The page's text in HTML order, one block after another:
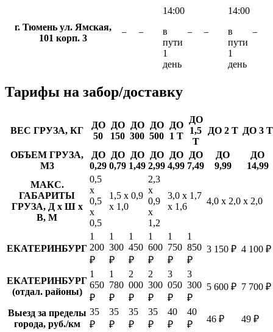
г. Тюмень ул. Ямская,
101 корп. 3
− −
14:00
в
пути
1
день
− −
14:00
в
пути
1
день
−
Тарифы на забор/доставку
ВЕС ГРУЗА, КГ
ДО
50
ДО
150
ДО
300
ДО
500
ДО
1 Т
ДО
1,5
Т
ДО 2 Т ДО 3 Т
ОБЪЕМ ГРУЗА,
М3
ДО
0,29
ДО
0,79
ДО
1,49
ДО
2,99
ДО
4,99
ДО
7,49
ДО
9,99
ДО
14,99
МАКС.
ГАБАРИТЫ
ГРУЗА, Д х Ш х
В, М
0,5
х
0,5
х
0,5
1,5 х 0,9
х 1,0
2,3
х
0,9
х
1,2
3,0 х 1,7
х 1,6
4,0 х 2,0 х 2,0
ЕКАТЕРИНБУРГ
1
200
₽
1
300
₽
1
450
₽
1
600
₽
1
750
₽
1
850
₽
3 150 ₽ 4 100 ₽
ЕКАТЕРИНБУРГ
(отдал. районы)
1
650
₽
1
780
₽
2
000
₽
2
300
₽
3
050
₽
3
300
₽
5 600 ₽ 7 700 ₽
Выезд за пределы
города, руб./км
35
₽
35
₽
35
₽
35
₽
40
₽
40
₽
46 ₽ 49 ₽